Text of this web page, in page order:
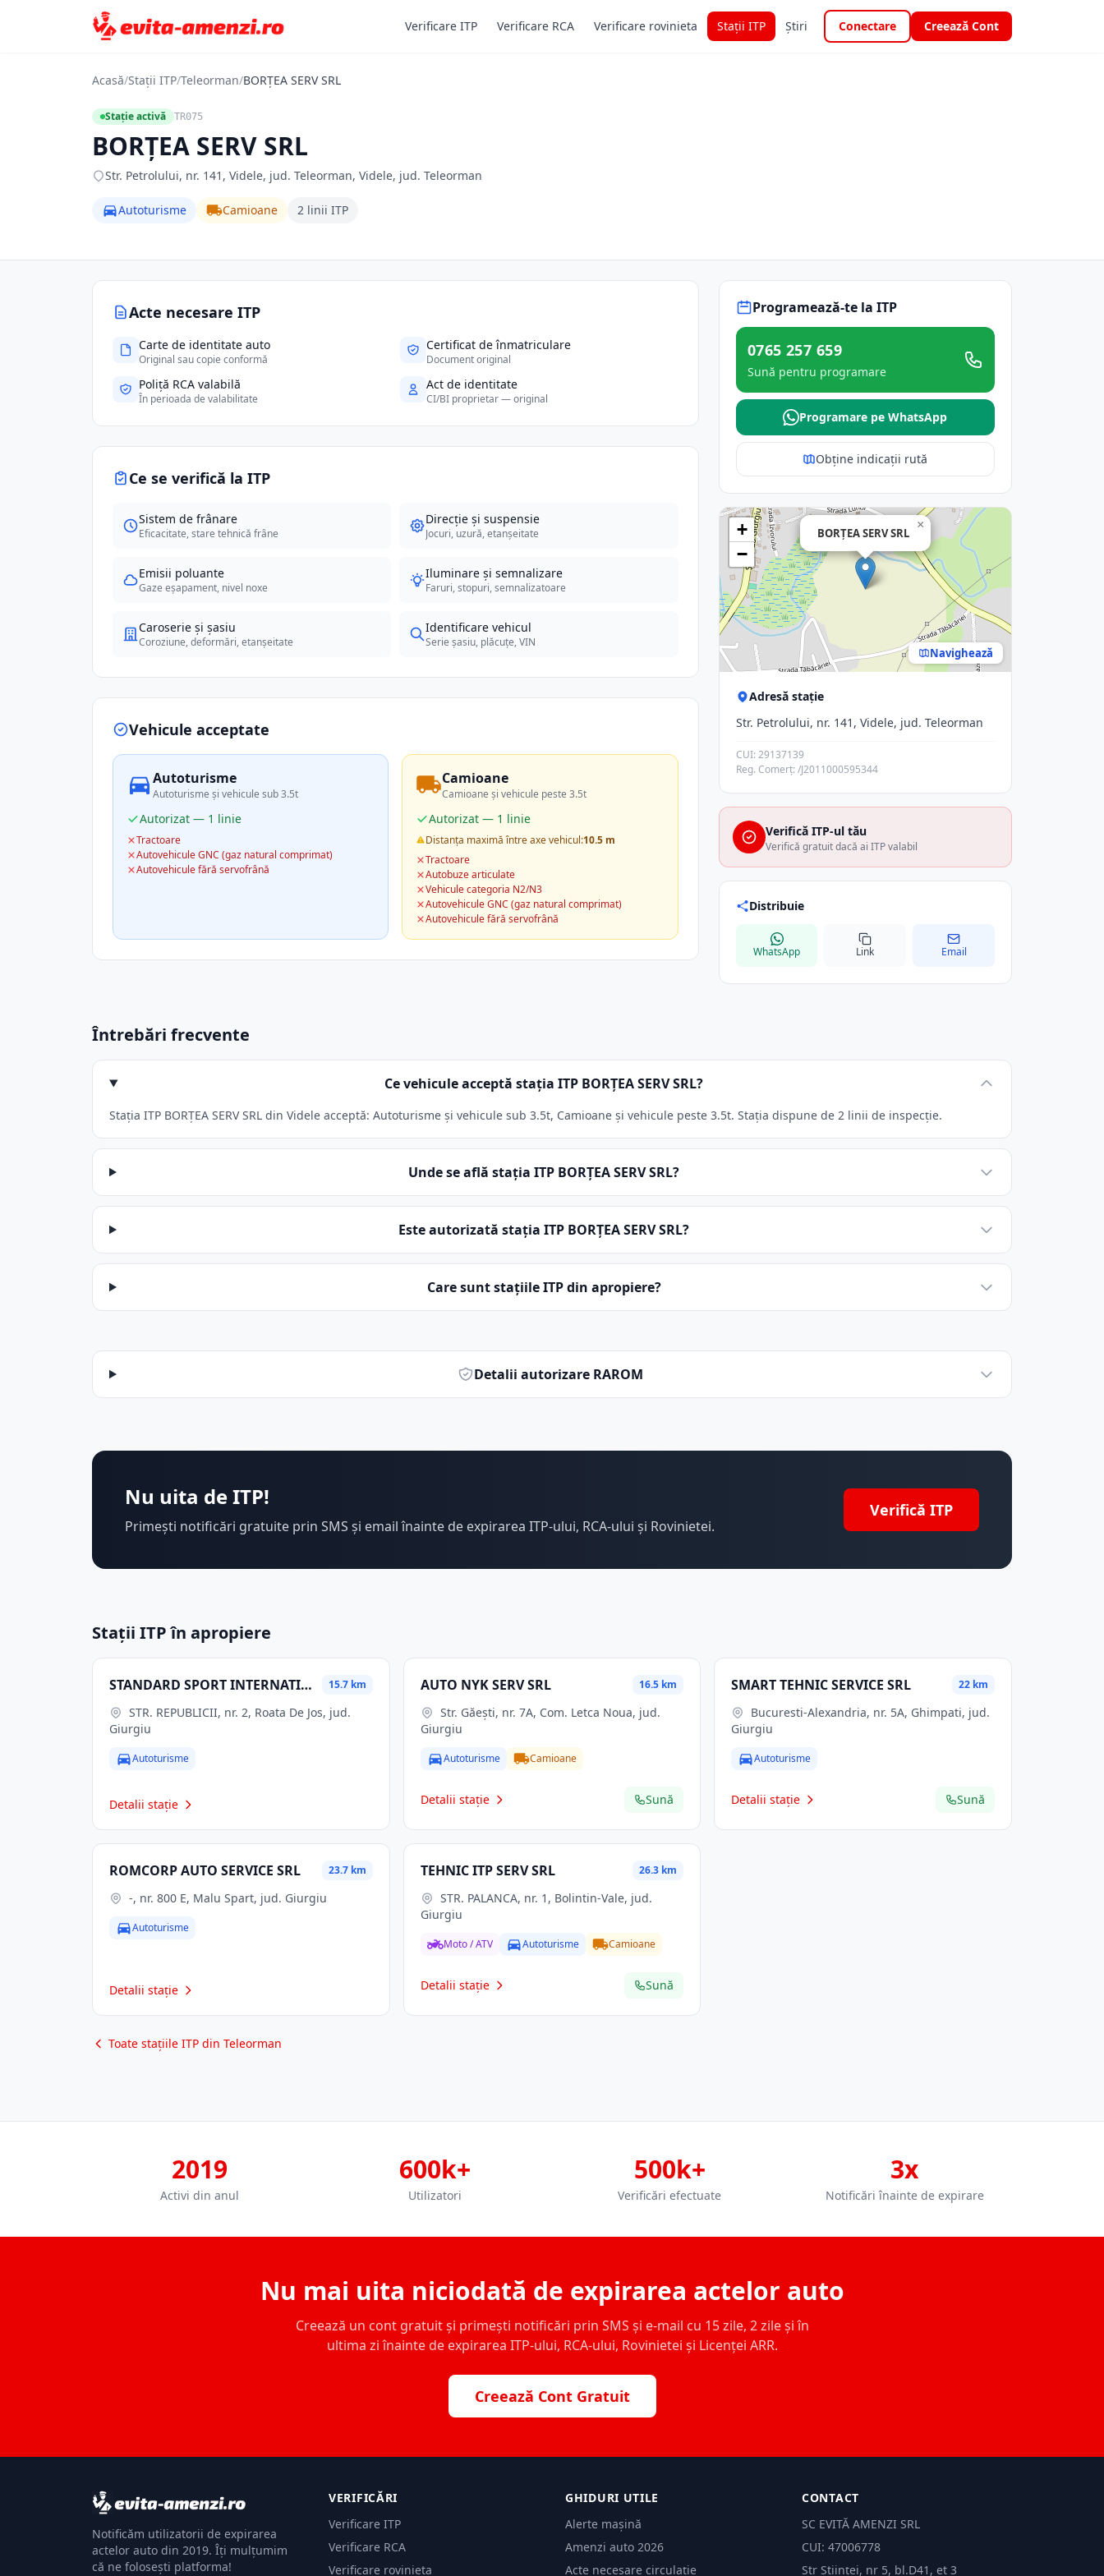
Verificare ITP Verificare RCA Verificare rovinieta Stații ITP Știri Conectare Creează Cont
Acasă/Stații ITP/Teleorman/BORŢEA SERV SRL
Stație activă TR075
BORŢEA SERV SRL
Str. Petrolului, nr. 141, Videle, jud. Teleorman, Videle, jud. Teleorman
Autoturisme Camioane 2 linii ITP
Acte necesare ITP
Carte de identitate auto
Original sau copie conformă
Certificat de înmatriculare
Document original
Poliță RCA valabilă
În perioada de valabilitate
Act de identitate
CI/BI proprietar — original
Ce se verifică la ITP
Sistem de frânare
Eficacitate, stare tehnică frâne
Direcție și suspensie
Jocuri, uzură, etanșeitate
Emisii poluante
Gaze eșapament, nivel noxe
Iluminare și semnalizare
Faruri, stopuri, semnalizatoare
Caroserie și șasiu
Coroziune, deformări, etanșeitate
Identificare vehicul
Serie șasiu, plăcuțe, VIN
Vehicule acceptate
Autoturisme
Autoturisme și vehicule sub 3.5t
Autorizat — 1 linie
Tractoare
Autovehicule GNC (gaz natural comprimat)
Autovehicule fără servofrână
Camioane
Camioane și vehicule peste 3.5t
Autorizat — 1 linie
Distanța maximă între axe vehicul:10.5 m
Tractoare
Autobuze articulate
Vehicule categoria N2/N3
Autovehicule GNC (gaz natural comprimat)
Autovehicule fără servofrână
Programează-te la ITP
0765 257 659
Sună pentru programare
Programare pe WhatsApp
Obține indicații rută
BORŢEA SERV SRL
×
+
−
Navighează
Adresă stație
Str. Petrolului, nr. 141, Videle, jud. Teleorman
CUI: 29137139
Reg. Comerț: /J2011000595344
Verifică ITP-ul tău
Verifică gratuit dacă ai ITP valabil
Distribuie
WhatsApp Link Email
Întrebări frecvente
Ce vehicule acceptă stația ITP BORŢEA SERV SRL?
Stația ITP BORŢEA SERV SRL din Videle acceptă: Autoturisme și vehicule sub 3.5t, Camioane și vehicule peste 3.5t. Stația dispune de 2 linii de inspecție.
Unde se află stația ITP BORŢEA SERV SRL?
Este autorizată stația ITP BORŢEA SERV SRL?
Care sunt stațiile ITP din apropiere?
Detalii autorizare RAROM
Nu uita de ITP!
Primești notificări gratuite prin SMS și email înainte de expirarea ITP-ului, RCA-ului și Rovinietei.
Verifică ITP
Stații ITP în apropiere
STANDARD SPORT INTERNATIONAL SRL 15.7 km
Giurgiu
Autoturisme
Detalii stație
AUTO NYK SERV SRL 16.5 km
Giurgiu
Autoturisme Camioane
Detalii stație Sună
SMART TEHNIC SERVICE SRL 22 km
Giurgiu
Autoturisme
Detalii stație Sună
ROMCORP AUTO SERVICE SRL 23.7 km
-, nr. 800 E, Malu Spart, jud. Giurgiu
Autoturisme
Detalii stație
TEHNIC ITP SERV SRL 26.3 km
Giurgiu
Moto / ATV Autoturisme Camioane
Detalii stație Sună
Toate stațiile ITP din Teleorman
2019
Activi din anul
600k+
Utilizatori
500k+
Verificări efectuate
3x
Notificări înainte de expirare
Nu mai uita niciodată de expirarea actelor auto
Creează un cont gratuit și primești notificări prin SMS și e-mail cu 15 zile, 2 zile și în
ultima zi înainte de expirarea ITP-ului, RCA-ului, Rovinietei și Licenței ARR.
Creează Cont Gratuit
Notificăm utilizatorii de expirarea
actelor auto din 2019. Îți mulțumim
că ne folosești platforma!
VERIFICĂRI
Verificare ITP
Verificare RCA
Verificare rovinieta
GHIDURI UTILE
Alerte mașină
Amenzi auto 2026
Acte necesare circulație
CONTACT
SC EVITĂ AMENZI SRL
CUI: 47006778
Str Științei, nr 5, bl.D41, et 3